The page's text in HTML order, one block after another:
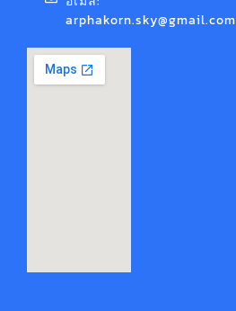
arphakorn.sky@gmail.com